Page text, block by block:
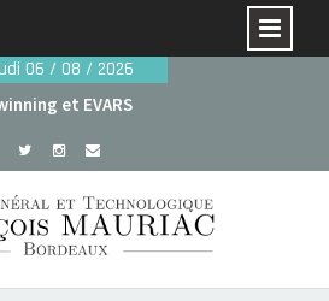
06 / 08 / 2026
et EVARS
2026